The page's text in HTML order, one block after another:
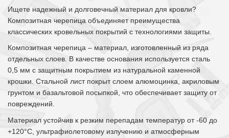
Ищете надежный и долговечный материал для кровли?
Композитная черепица объединяет преимущества
классических кровельных покрытий с технологиями защиты.
Композитная черепица – материал, изготовленный из ряда
отдельных слоев. В качестве основания используется сталь
0,5 мм с защитным покрытием из натуральной каменной
крошки. Стальной лист покрыт слоем алюмоцинка, акриловым
грунтом и базальтовой посыпкой, что обеспечивает защиту от
повреждений.
Материал устойчив к резким перепадам температур от -60 до
+120°С, ультрафиолетовому излучению и атмосферным